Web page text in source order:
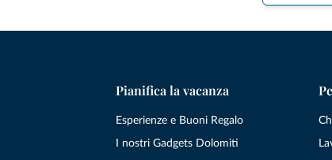
Pianifica la vacanza
Esperienze e Buoni Regalo
I nostri Gadgets Dolomiti